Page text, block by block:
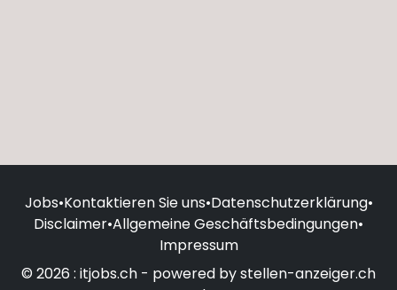
Jobs•Kontaktieren Sie uns•Datenschutzerklärung•
Disclaimer•Allgemeine Geschäftsbedingungen•
Impressum
© 2026 : itjobs.ch - powered by stellen-anzeiger.ch